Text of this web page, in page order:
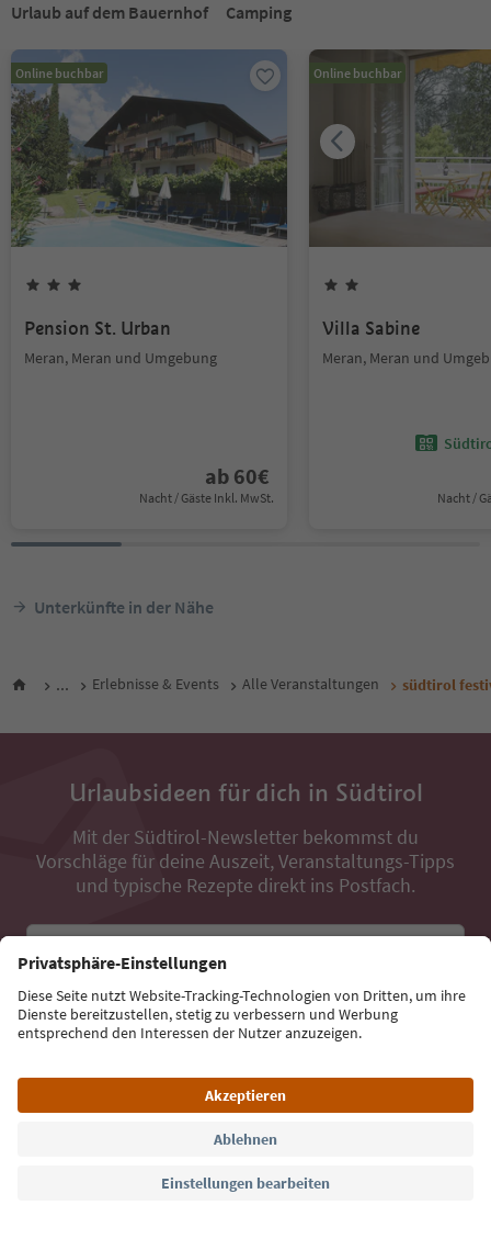
Urlaub auf dem Bauernhof
Camping
Online buchbar
Pension St. Urban
Meran, Meran und Umgebung
ab 60€
Nacht / Gäste Inkl. MwSt.
Online buchbar
Villa Sabine
Meran, Meran und
Nacht /
Unterkünfte in der Nähe
... Erlebnisse & Events Alle Veranstaltungen südtirol
Urlaubsideen für dich in Südtirol
Mit der Südtirol-Newsletter bekommst du
Vorschläge für deine Auszeit, Veranstaltungs-Tipps
und typische Rezepte direkt ins Postfach.
Jetzt anmelden